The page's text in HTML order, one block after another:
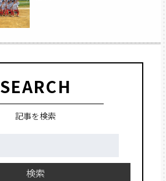
SEARCH
記事を検索
検索